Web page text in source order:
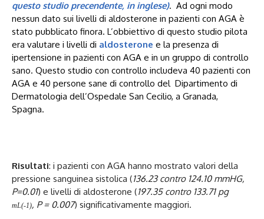
questo studio precendente, in inglese). Ad ogni modo
nessun dato sui livelli di aldosterone in pazienti con AGA è
stato pubblicato finora. L’obbiettivo di questo studio pilota
era valutare i livelli di aldosterone e la presenza di
ipertensione in pazienti con AGA e in un gruppo di controllo
sano. Questo studio con controllo includeva 40 pazienti con
AGA e 40 persone sane di controllo del Dipartimento di
Dermatologia dell’Ospedale San Cecilio, a Granada,
Spagna.
Risultati: i pazienti con AGA hanno mostrato valori della
pressione sanguinea sistolica (136.23 contro 124.10 mmHG,
P=0.01) e livelli di aldosterone (197.35 contro 133.71 pg
mL(-1), P = 0.007) significativamente maggiori.